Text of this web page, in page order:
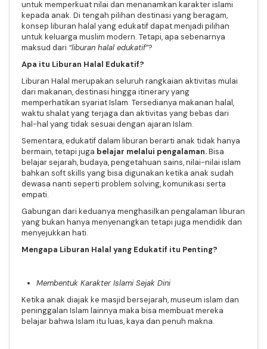
untuk memperkuat nilai dan menanamkan karakter islami
kepada anak. Di tengah pilihan destinasi yang beragam,
konsep liburan halal yang edukatif dapat menjadi pilihan
untuk keluarga muslim modern. Tetapi, apa sebenarnya
maksud dari “liburan halal edukatif”?
Apa itu Liburan Halal Edukatif?
Liburan Halal merupakan seluruh rangkaian aktivitas mulai
dari makanan, destinasi hingga itinerary yang
memperhatikan syariat Islam. Tersedianya makanan halal,
waktu shalat yang terjaga dan aktivitas yang bebas dari
hal-hal yang tidak sesuai dengan ajaran Islam.
Sementara, edukatif dalam liburan berarti anak tidak hanya
bermain, tetapi juga belajar melalui pengalaman.Bisa
belajar sejarah, budaya, pengetahuan sains, nilai-nilai islam
bahkan soft skills yang bisa digunakan ketika anak sudah
dewasa nanti seperti problem solving, komunikasi serta
empati.
Gabungan dari keduanya menghasilkan pengalaman liburan
yang bukan hanya menyenangkan tetapi juga mendidik dan
menyejukkan hati.
Mengapa Liburan Halal yang Edukatif itu Penting?
Membentuk Karakter Islami Sejak Dini
Ketika anak diajak ke masjid bersejarah, museum islam dan
peninggalan Islam lainnya maka bisa membuat mereka
belajar bahwa Islam itu luas, kaya dan penuh makna.